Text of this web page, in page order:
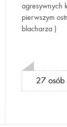
agresywnych
pierwszym
blacharza )
27 osób